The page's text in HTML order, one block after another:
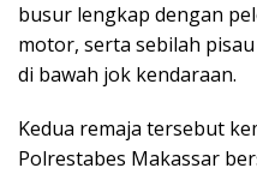
busur lengkap dengan
motor, serta sebilah
di bawah jok kendaraan.
Kedua remaja tersebut
Polrestabes Makassar